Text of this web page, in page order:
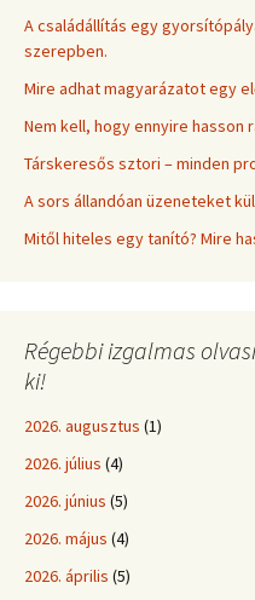
A családállítás egy
szerepben.
Mire adhat magyarázatot egy
Nem kell, hogy ennyire hasson
Társkeresős sztori – minden
A sors állandóan üzeneteket
Mitől hiteles egy tanító? Mire
Régebbi izgalmas
ki!
2026. augusztus (1)
2026. július (4)
2026. június (5)
2026. május (4)
2026. április (5)